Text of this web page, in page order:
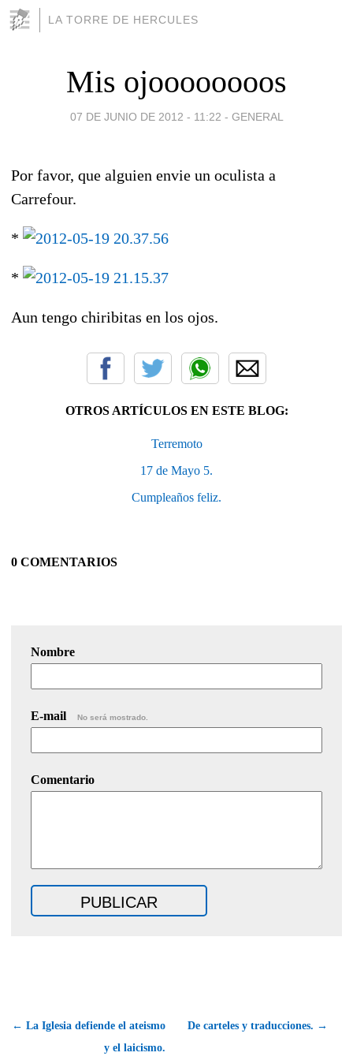
LA TORRE DE HERCULES
Mis ojoooooooos
07 DE JUNIO DE 2012 - 11:22 - GENERAL
Por favor, que alguien envie un oculista a
Carrefour.
*
*
Aun tengo chiribitas en los ojos.
OTROS ARTÍCULOS EN ESTE BLOG:
Terremoto
17 de Mayo 5.
Cumpleaños feliz.
0 COMENTARIOS
Nombre
E-mail No será mostrado.
Comentario
← La Iglesia defiende el ateismo
y el laicismo.
De carteles y traducciones. →